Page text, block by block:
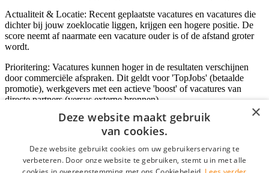
Actualiteit & Locatie: Recent geplaatste vacatures en vacatures die
dichter bij jouw zoeklocatie liggen, krijgen een hogere positie. De
score neemt af naarmate een vacature ouder is of de afstand groter
wordt.
Prioritering: Vacatures kunnen hoger in de resultaten verschijnen
door commerciële afspraken. Dit geldt voor 'TopJobs' (betaalde
promotie), werkgevers met een actieve 'boost' of vacatures van
directe partners (versus externe bronnen).
Inloggen als bedrijf
*
×
Deze website maakt gebruik
van cookies.
Deze website gebruikt cookies om uw gebruikerservaring te
verbeteren. Door onze website te gebruiken, stemt u in met alle